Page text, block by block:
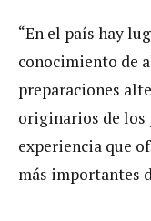
“En el país hay
conocimiento de
preparaciones
originarios de los
experiencia que
más importantes